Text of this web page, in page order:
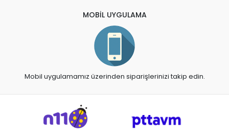
MOBİL UYGULAMA
Mobil uygulamamız üzerinden siparişlerinizi takip edin.